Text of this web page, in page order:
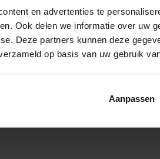
en advertenties te
Ook delen we informatie over uw
Deze partners kunnen deze
op basis van uw gebruik
Aanpassen
en Veelzijdig
innovatief en milieuvriendelijk
is het perfecte alternatief voor leer